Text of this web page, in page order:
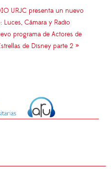
URJC presenta un nuevo
Cámara y Radio
programa de Actores de
de Disney parte 2 »